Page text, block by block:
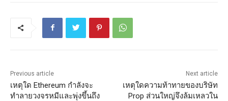
Previous article
เหตุใด Ethereum กำลังจะ
ทำลายวงจรหมีและพุ่งขึ้นถึง
Next article
เหตุใดความท้าทายของบริษัท
Prop ส่วนใหญ่จึงล้มเหลวใน